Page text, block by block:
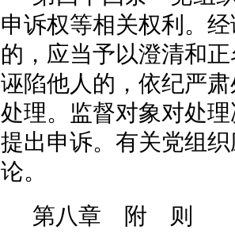
申诉权等相关权利。
的，应当予以澄清和
诬陷他人的，依纪严
处理。监督对象对处
提出申诉。有关党组
论。
第八章 附 则